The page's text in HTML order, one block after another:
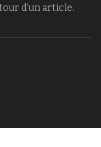
d’un article.